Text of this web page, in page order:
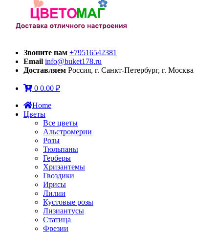
Звоните нам +79516542381
Email info@buket178.ru
Доставляем Россия, г. Санкт-Петербург, г. Москва
0 0.00 ₽
Home
Цветы
Все цветы
Альстромерии
Розы
Тюльпаны
Герберы
Хризантемы
Гвоздики
Ирисы
Лилии
Кустовые розы
Лизиантусы
Статица
Фрезии